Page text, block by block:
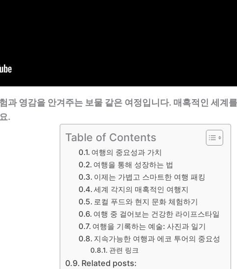
과 영감을 안겨주는 보물 같은 여정입니다. 매혹적인 세계
.
Table of Contents
여행의 중요성과 가치
여행을 통해 성장하는 법
이제는 가볍고 스마트한 여행 패킹
세계 각지의 매혹적인 여행지
로컬 푸드와 현지 문화 체험하기
여행 중 걸어보는 건강한 라이프스타일
여행을 기록하는 예술: 사진과 일기
지속가능한 여행과 에코 투어의 중요성
관련 링크
Related posts: